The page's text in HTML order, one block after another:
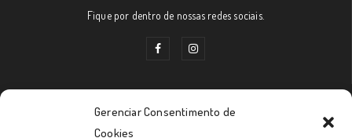
Gerenciar Consentimento de
Cookies
Fique por dentro de nossas redes sociais.
Links Úteis